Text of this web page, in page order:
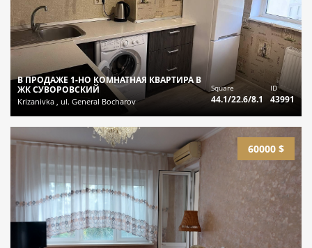
В ПРОДАЖЕ 1-НО КОМНАТНАЯ КВАРТИРА В
ЖК СУВОРОВСКИЙ
Krizanivka , ul. General Bocharov
Square
44.1/22.6/8.1
ID
43991
60000 $